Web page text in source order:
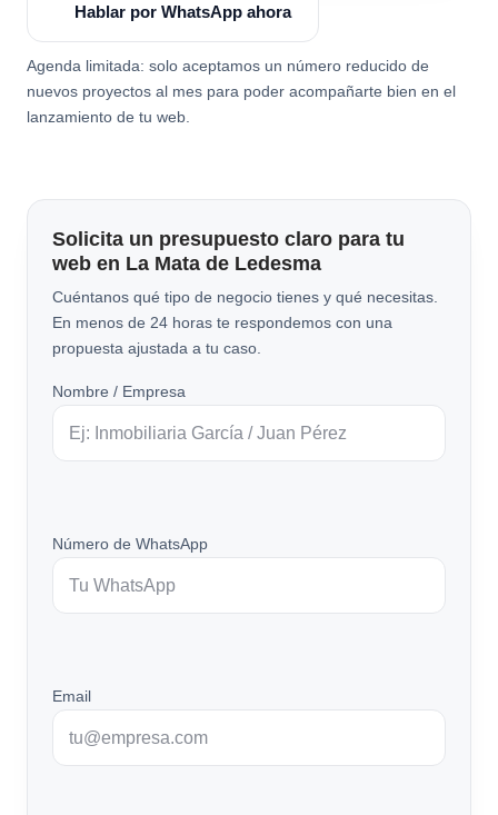
Hablar por WhatsApp ahora
Agenda limitada: solo aceptamos un número reducido de
nuevos proyectos al mes para poder acompañarte bien en el
lanzamiento de tu web.
Solicita un presupuesto claro para tu
web en La Mata de Ledesma
Cuéntanos qué tipo de negocio tienes y qué necesitas.
En menos de 24 horas te respondemos con una
propuesta ajustada a tu caso.
Nombre / Empresa
Número de WhatsApp
Email